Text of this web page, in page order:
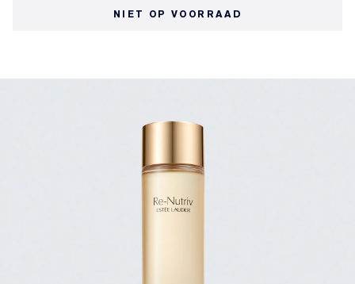
NIET OP VOORRAAD